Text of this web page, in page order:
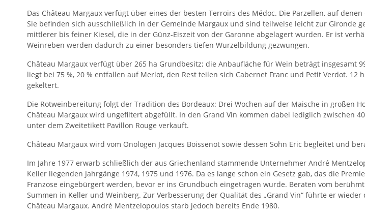
Das Château Margaux verfügt über eines der besten Terroirs des Médoc. Die Parzellen, auf
Sie befinden sich ausschließlich in der Gemeinde Margaux und sind teilweise leicht zur Gironde
mittlerer bis feiner Kiesel, die in der Günz-Eiszeit von der Garonne abgelagert wurden. Er ist
Weinreben werden dadurch zu einer besonders tiefen Wurzelbildung gezwungen.
Château Margaux verfügt über 265 ha Grundbesitz; die Anbaufläche für Wein beträgt insgesamt
liegt bei 75 %, 20 % entfallen auf Merlot, den Rest teilen sich Cabernet Franc und Petit Verdot.
gekeltert.
Die Rotweinbereitung folgt der Tradition des Bordeaux: Drei Wochen auf der Maische in großen
Château Margaux wird ungefiltert abgefüllt. In den Grand Vin kommen dabei lediglich zwischen
unter dem Zweitetikett Pavillon Rouge verkauft.
Château Margaux wird vom Önologen Jacques Boissenot sowie dessen Sohn Eric begleitet und
Im Jahre 1977 erwarb schließlich der aus Griechenland stammende Unternehmer André
Keller liegenden Jahrgänge 1974, 1975 und 1976. Da es lange schon ein Gesetz gab, das die
Franzose eingebürgert werden, bevor er ins Grundbuch eingetragen wurde. Beraten vom
Summen in Keller und Weinberg. Zur Verbesserung der Qualität des „Grand Vin“ führte er
Château Margaux. André Mentzelopoulos starb jedoch bereits Ende 1980.